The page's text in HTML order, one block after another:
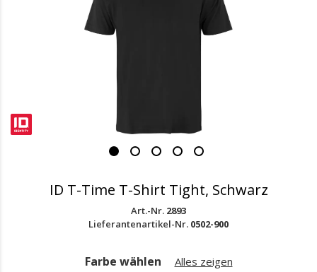
ID T-Time T-Shirt Tight, Schwarz
Art.-Nr. 2893
Lieferantenartikel-Nr. 0502-900
Farbe wählen Alles zeigen